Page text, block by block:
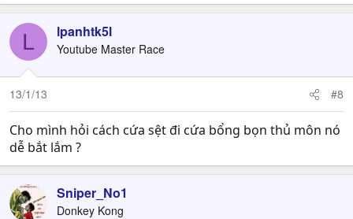
L lpanhtk5l
Youtube Master Race
13/1/13 #8
Cho mình hỏi cách cứa sệt đi cứa bổng bọn thủ môn nó
dễ bắt lắm ?
Sniper_No1
Donkey Kong